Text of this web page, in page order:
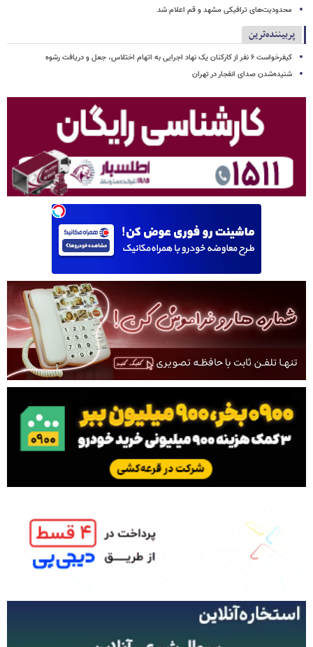
محدودیت‌های ترافیکی مشهد و قم اعلام شد
پربیننده‌ترین
کیفرخواست ۶ نفر از کارکنان یک نهاد اجرایی به اتهام اختلاس، جعل و دریافت رشوه
شنیده‌شدن صدای انفجار در تهران